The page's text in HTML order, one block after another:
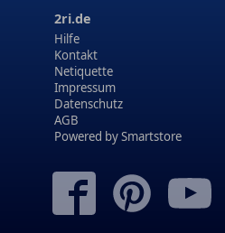
2ri.de
Hilfe
Kontakt
Netiquette
Impressum
Datenschutz
AGB
Powered bySmartstore